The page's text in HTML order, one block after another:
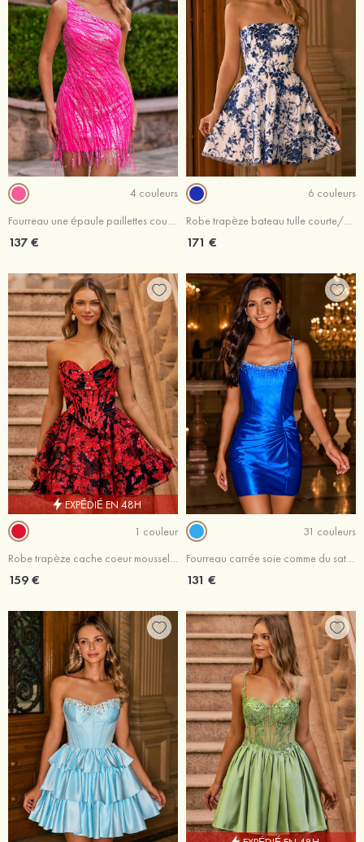
4 couleurs
Fourreau une épaule paillettes courte/mini robe de fête de la rentré avec perles frange
137 €
6 couleurs
Robe trapèze bateau tulle courte/mini robe de fête de la rentré avec perles paillettes
171 €
EXPÉDIÉ EN 48H
1 couleur
Robe trapèze cache coeur mousseline courte/mini robe de fête de la rentré avec volants imprimé floral
159 €
31 couleurs
Fourreau carrée soie comme du satin courte/mini robe de fête de la rentré avec perles plissé
131 €